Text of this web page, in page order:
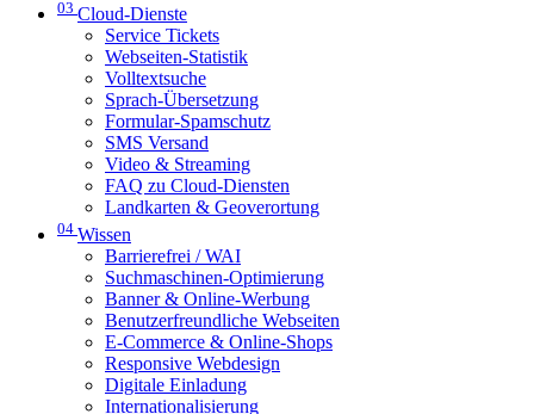
03 Cloud-Dienste
Service Tickets
Webseiten-Statistik
Volltextsuche
Sprach-Übersetzung
Formular-Spamschutz
SMS Versand
Video & Streaming
FAQ zu Cloud-Diensten
Landkarten & Geoverortung
04 Wissen
Barrierefrei / WAI
Suchmaschinen-Optimierung
Banner & Online-Werbung
Benutzerfreundliche Webseiten
E-Commerce & Online-Shops
Responsive Webdesign
Digitale Einladung
Internationalisierung